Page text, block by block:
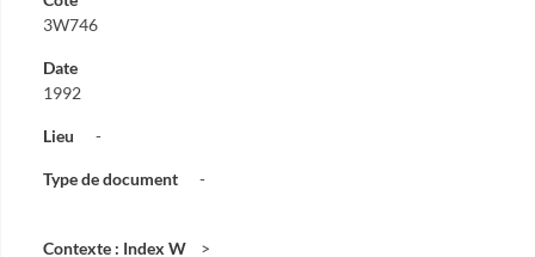
3W746
Date
1992
Lieu -
Type de document -
Contexte : Index W